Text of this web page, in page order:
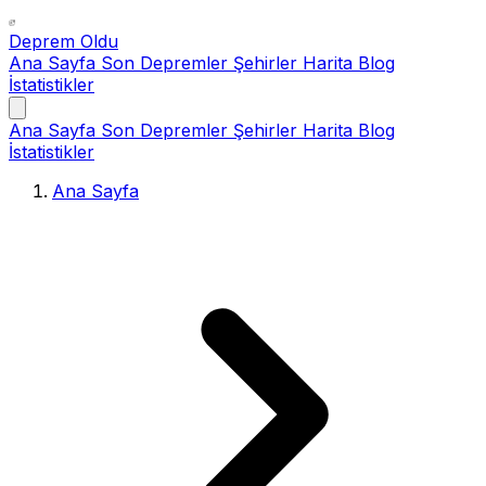
Deprem Oldu
Ana Sayfa Son Depremler Şehirler Harita Blog
İstatistikler
Ana Sayfa Son Depremler Şehirler Harita Blog
İstatistikler
Ana Sayfa